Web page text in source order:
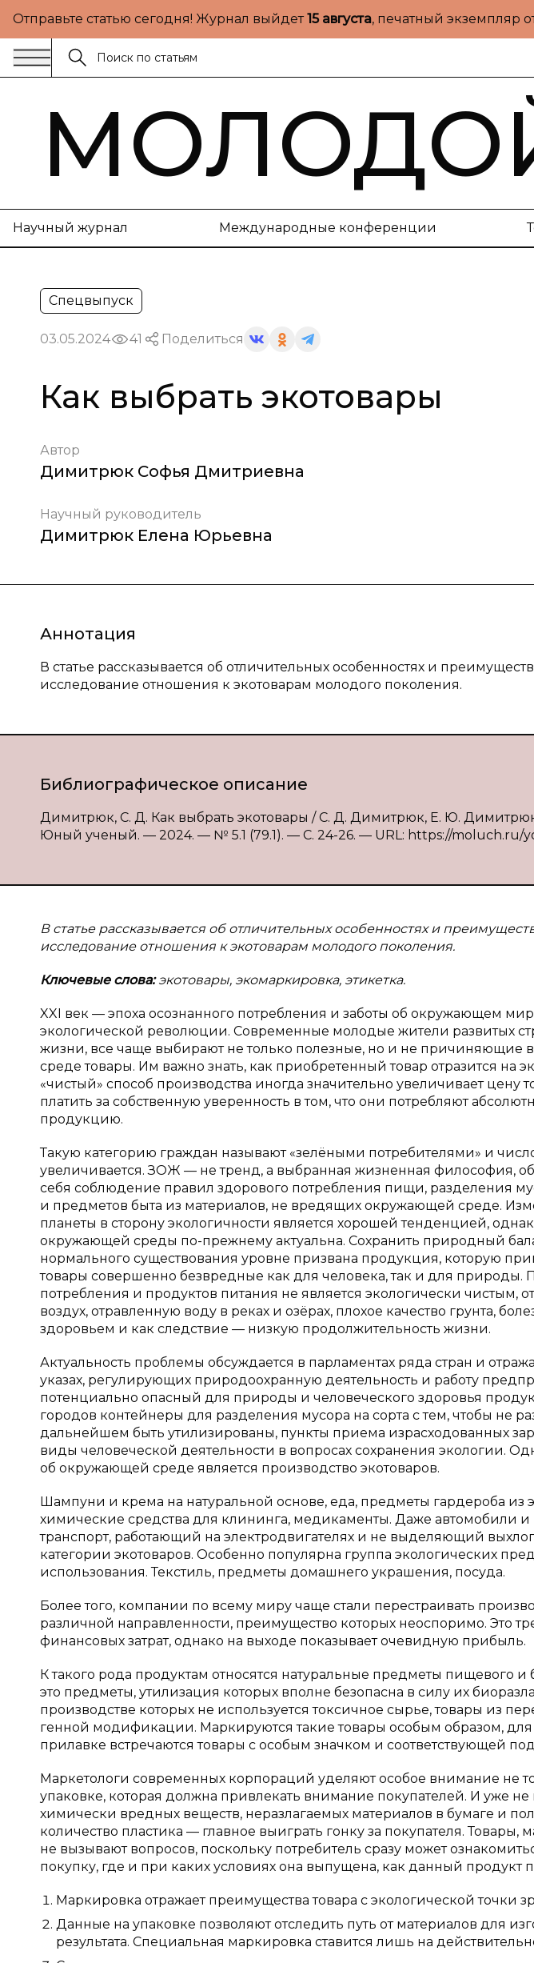
Отправьте статью сегодня! Журнал выйдет15 августа, печатный экземпляр
Научный журнал Международные конференции
Спецвыпуск
03.05.2024 41 Поделиться
Как выбрать экотовары
Автор
Димитрюк Софья Дмитриевна
Научный руководитель
Димитрюк Елена Юрьевна
Аннотация
В статье рассказывается об отличительных особенностях и
исследование отношения к экотоварам молодого поколения.
Библиографическое описание
Димитрюк, С. Д. Как выбрать экотовары / С. Д. Димитрюк, Е. Ю.
Юный ученый. — 2024. — № 5.1 (79.1). — С. 24-26. — URL: https://moluch.ru/
В статье рассказывается об отличительных особенностях и
исследование отношения к экотоварам молодого поколения.
Ключевые слова:экотовары, экомаркировка, этикетка.
XXI век — эпоха осознанного потребления и заботы об окружающем
экологической революции. Современные молодые жители развитых
жизни, все чаще выбирают не только полезные, но и не причиняющие
среде товары. Им важно знать, как приобретенный товар отразится на
«чистый» способ производства иногда значительно увеличивает цену
платить за собственную уверенность в том, что они потребляют
продукцию.
Такую категорию граждан называют «зелёными потребителями» и
увеличивается. ЗОЖ — не тренд, а выбранная жизненная философия,
себя соблюдение правил здорового потребления пищи, разделения
и предметов быта из материалов, не вредящих окружающей среде.
планеты в сторону экологичности является хорошей тенденцией,
окружающей среды по-прежнему актуальна. Сохранить природный
нормального существования уровне призвана продукция, которую
товары совершенно безвредные как для человека, так и для природы.
потребления и продуктов питания не является экологически чистым,
воздух, отравленную воду в реках и озёрах, плохое качество грунта,
здоровьем и как следствие — низкую продолжительность жизни.
Актуальность проблемы обсуждается в парламентах ряда стран и
указах, регулирующих природоохранную деятельность и работу
потенциально опасный для природы и человеческого здоровья
городов контейнеры для разделения мусора на сорта с тем, чтобы не
дальнейшем быть утилизированы, пункты приема израсходованных
виды человеческой деятельности в вопросах сохранения экологии.
об окружающей среде является производство экотоваров.
Шампуни и крема на натуральной основе, еда, предметы гардероба из
химические средства для клининга, медикаменты. Даже автомобили
транспорт, работающий на электродвигателях и не выделяющий
категории экотоваров. Особенно популярна группа экологических
использования. Текстиль, предметы домашнего украшения, посуда.
Более того, компании по всему миру чаще стали перестраивать
различной направленности, преимущество которых неоспоримо. Это
финансовых затрат, однако на выходе показывает очевидную прибыль.
К такого рода продуктам относятся натуральные предметы пищевого
это предметы, утилизация которых вполне безопасна в силу их
производстве которых не используется токсичное сырье, товары из
генной модификации. Маркируются такие товары особым образом, для
прилавке встречаются товары с особым значком и соответствующей
Маркетологи современных корпораций уделяют особое внимание не
упаковке, которая должна привлекать внимание покупателей. И уже
химически вредных веществ, неразлагаемых материалов в бумаге и
количество пластика — главное выиграть гонку за покупателя.
не вызывают вопросов, поскольку потребитель сразу может
покупку, где и при каких условиях она выпущена, как данный продукт
Маркировка отражает преимущества товара с экологической точки
Данные на упаковке позволяют отследить путь от материалов для
результата. Специальная маркировка ставится лишь на